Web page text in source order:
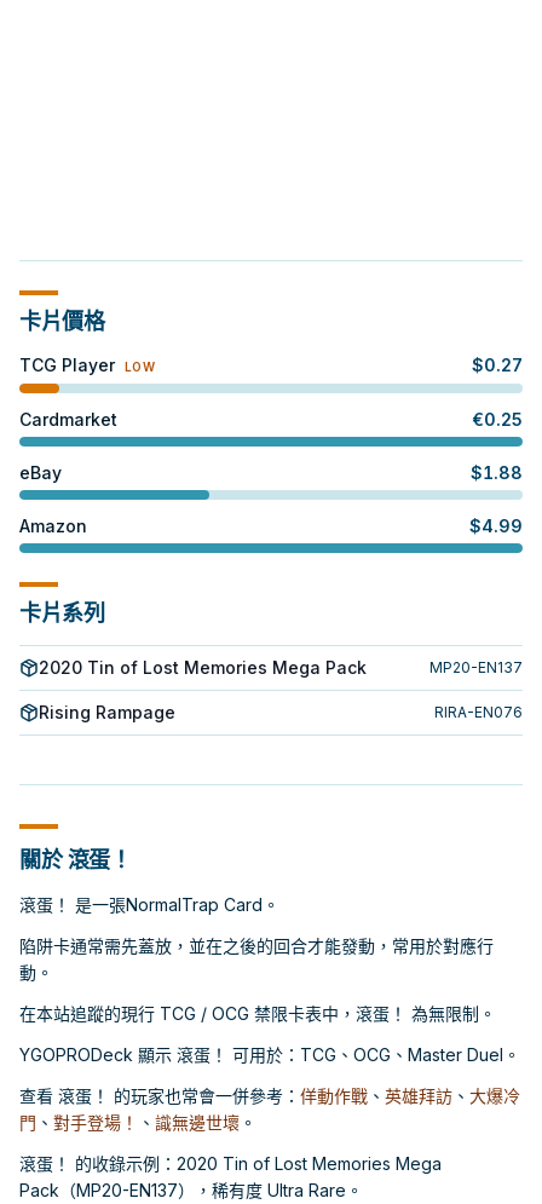
卡片價格
TCG Player LOW $0.27
Cardmarket €0.25
eBay $1.88
Amazon $4.99
卡片系列
2020 Tin of Lost Memories Mega Pack MP20-EN137
Rising Rampage RIRA-EN076
關於 滾蛋！
滾蛋！ 是一張NormalTrap Card。
陷阱卡通常需先蓋放，並在之後的回合才能發動，常用於對應行
動。
在本站追蹤的現行 TCG / OCG 禁限卡表中，滾蛋！ 為無限制。
YGOPRODeck 顯示 滾蛋！ 可用於：TCG、OCG、Master Duel。
查看 滾蛋！ 的玩家也常會一併參考： 佯動作戰 、 英雄拜訪 、 大爆冷
門 、 對手登場！ 、 識無邊世壞 。
滾蛋！ 的收錄示例：2020 Tin of Lost Memories Mega
Pack（MP20-EN137），稀有度 Ultra Rare。